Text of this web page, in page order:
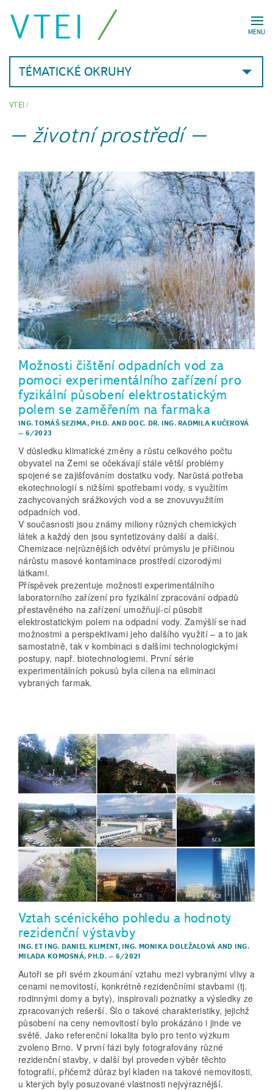
MENU
VTEI
TÉMATICKÉ OKRUHY
VTEI/
životní prostředí
Možnosti čištění odpadních vod za
pomoci experimentálního zařízení pro
fyzikální působení elektrostatickým
polem se zaměřením na farmaka
ING. TOMÁŠ SEZIMA, PH.D. AND DOC. DR. ING. RADMILA KUČEROVÁ
– 6/2023
V důsledku klimatické změny a růstu celkového počtu
obyvatel na Zemi se očekávají stále větší problémy
spojené se zajišťováním dostatku vody. Narůstá potřeba
ekotechnologií s nižšími spotřebami vody, s využitím
zachycovaných srážkových vod a se znovuvyužitím
odpadních vod.
V současnosti jsou známy miliony různých chemických
látek a každý den jsou syntetizovány další a další.
Chemizace nejrůznějších odvětví průmyslu je příčinou
nárůstu masové kontaminace prostředí cizorodými
látkami.
Příspěvek prezentuje možnosti experimentálního
laboratorního zařízení pro fyzikální zpracování odpadů
přestavěného na zařízení umožňují-cí působit
elektrostatickým polem na odpadní vody. Zamýšlí se nad
možnostmi a perspektivami jeho dalšího využití – a to jak
samostatně, tak v kombinaci s dalšími technologickými
postupy, např. biotechnologiemi. První série
experimentálních pokusů byla cílena na eliminaci
vybraných farmak.
Vztah scénického pohledu a hodnoty
rezidenční výstavby
ING. ET ING. DANIEL KLIMENT, ING. MONIKA DOLEŽALOVÁ AND ING.
MILADA KOMOSNÁ, PH.D.– 6/2021
Autoři se při svém zkoumání vztahu mezi vybranými vlivy a
cenami nemovitostí, konkrétně rezidenčními stavbami (tj.
rodinnými domy a byty), inspirovali poznatky a výsledky ze
zpracovaných rešerší. Šlo o takové charakteristiky, jejichž
působení na ceny nemovitostí bylo prokázáno i jinde ve
světě. Jako referenční lokalita bylo pro tento výzkum
zvoleno Brno. V první fázi byly fotografovány různé
rezidenční stavby, v další byl proveden výběr těchto
fotografií, přičemž důraz byl kladen na takové nemovitosti,
u kterých byly posuzované vlastnosti nejvýraznější.